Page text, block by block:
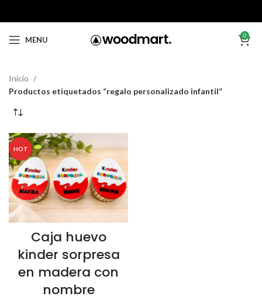
MENU 0
Inicio
Productos etiquetados “regalo personalizado infantil”
HOT
Caja huevo
kinder sorpresa
en madera con
nombre